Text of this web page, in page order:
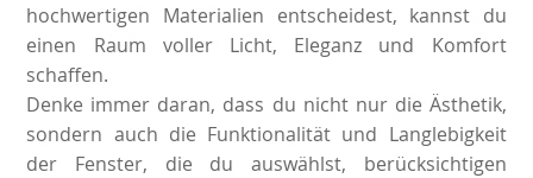
hochwertigen Materialien entscheidest, kannst du
einen Raum voller Licht, Eleganz und Komfort
schaffen.
Denke immer daran, dass du nicht nur die Ästhetik,
sondern auch die Funktionalität und Langlebigkeit
der Fenster, die du auswählst, berücksichtigen